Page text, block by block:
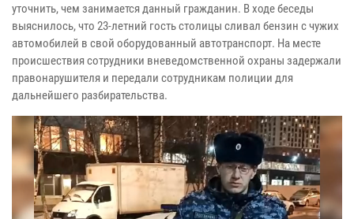
уточнить, чем занимается данный гражданин. В ходе беседы
выяснилось, что 23-летний гость столицы сливал бензин с чужих
автомобилей в свой оборудованный автотранспорт. На месте
происшествия сотрудники вневедомственной охраны задержали
правонарушителя и передали сотрудникам полиции для
дальнейшего разбирательства.